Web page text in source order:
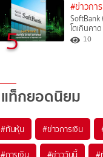
5
#ข่าวกา
โตเกินคา
10
แท็กยอดนิยม
#ทันหุ้น #ข่าวการเงิน